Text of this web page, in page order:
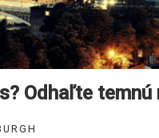
Odhaľte temnú